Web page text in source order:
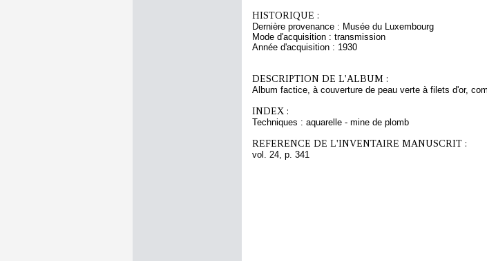
HISTORIQUE :
Dernière provenance : Musée du Luxembourg
Mode d'acquisition : transmission
Année d'acquisition : 1930
DESCRIPTION DE L'ALBUM :
Album factice, à couverture de peau verte à filets d'or,
INDEX :
Techniques : aquarelle - mine de plomb
REFERENCE DE L'INVENTAIRE MANUSCRIT :
vol. 24, p. 341